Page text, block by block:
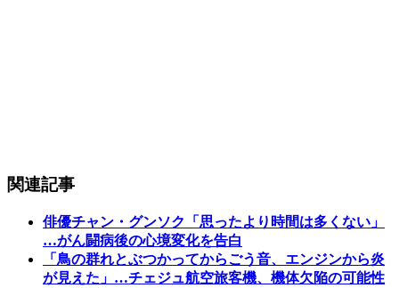
関連記事
俳優チャン・グンソク「思ったより時間は多くない」
…がん闘病後の心境変化を告白
「鳥の群れとぶつかってからごう音、エンジンから炎
が見えた」…チェジュ航空旅客機、機体欠陥の可能性